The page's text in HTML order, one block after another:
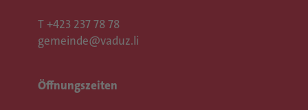
powered by
Management Platform
T +423 237 78 78
gemeinde@vaduz.li
Öffnungszeiten